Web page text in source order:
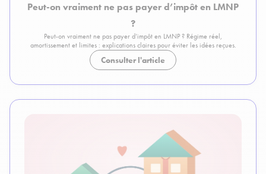
Peut-on vraiment ne pas payer d’impôt en LMNP
?
Peut-on vraiment ne pas payer d’impôt en LMNP ? Régime réel,
amortissement et limites : explications claires pour éviter les idées reçues.
Consulter l'article